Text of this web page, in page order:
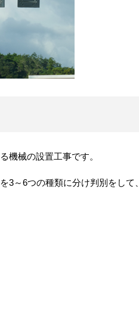
機械の設置工事です。
3～6つの種類に分け判別をして